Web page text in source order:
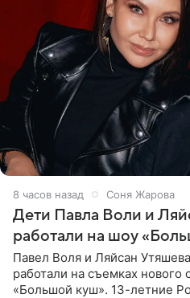
8 часов назад Соня Жарова
Дети Павла Воли и
работали на шоу
Павел Воля и Ляйсан
работали на съемках нового
«Большой куш». 13-летние